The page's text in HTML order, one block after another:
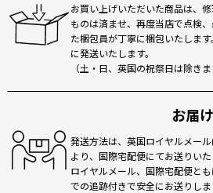
お買い上げいただいた商品は、
ものは済ませ、再度当店で点検
た梱包員が丁寧に梱包いたしま
に発送いたします。
（土・日、英国の祝祭日は除きま
お届
発送方法は、英国ロイヤルメー
より、国際宅配便にてお送りいた
ロイヤルメール、国際宅配便と
での追跡付きで安全にお送りしま